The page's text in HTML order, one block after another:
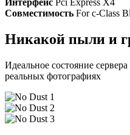
Интерфейс Pci Express X4
Совместимость For c-Class
Никакой пыли и
Идеальное состояние
реальных фотографиях